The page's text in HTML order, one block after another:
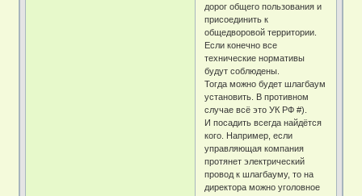
дорог общего пользования и
присоединить к
общедворовой территории.
Если конечно все
технические нормативы
будут соблюдены.
Тогда можно будет шлагбаум
установить. В противном
случае всё это УК РФ #).
И посадить всегда найдётся
кого. Например, если
управляющая компания
протянет электрический
провод к шлагбауму, то на
директора можно уголовное